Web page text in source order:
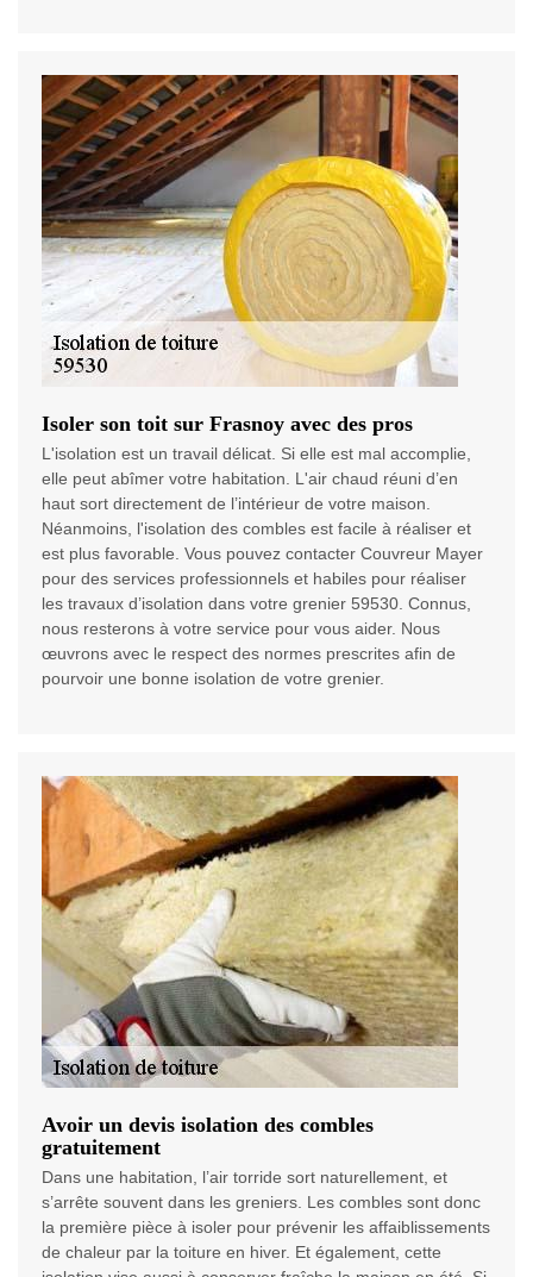
Isoler son toit sur Frasnoy avec des pros
L'isolation est un travail délicat. Si elle est mal accomplie,
elle peut abîmer votre habitation. L'air chaud réuni d’en
haut sort directement de l’intérieur de votre maison.
Néanmoins, l'isolation des combles est facile à réaliser et
est plus favorable. Vous pouvez contacter Couvreur Mayer
pour des services professionnels et habiles pour réaliser
les travaux d’isolation dans votre grenier 59530. Connus,
nous resterons à votre service pour vous aider. Nous
œuvrons avec le respect des normes prescrites afin de
pourvoir une bonne isolation de votre grenier.
Avoir un devis isolation des combles
gratuitement
Dans une habitation, l’air torride sort naturellement, et
s’arrête souvent dans les greniers. Les combles sont donc
la première pièce à isoler pour prévenir les affaiblissements
de chaleur par la toiture en hiver. Et également, cette